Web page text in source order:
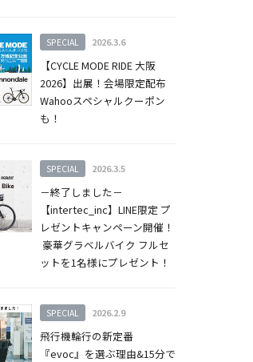
SPECIAL 2026.3.6
【CYCLE MODE RIDE 大阪
2026】出展！会場限定配布
Wahooスペシャルクーポン
も！
SPECIAL 2026.3.5
－終了しました－
【intertec_inc】LINE限定 プ
レゼントキャンペーン開催！
豪華グラベルバイク フルセ
ットを1名様にプレゼント！
SPECIAL 2026.2.9
飛行機輪行の新定番
『evoc』を選ぶ理由&15分で